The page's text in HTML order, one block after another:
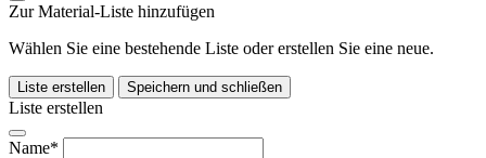
Zur Material-Liste hinzufügen
Wählen Sie eine bestehende Liste oder erstellen Sie eine neue.
Liste erstellen Speichern und schließen
Liste erstellen
Name*